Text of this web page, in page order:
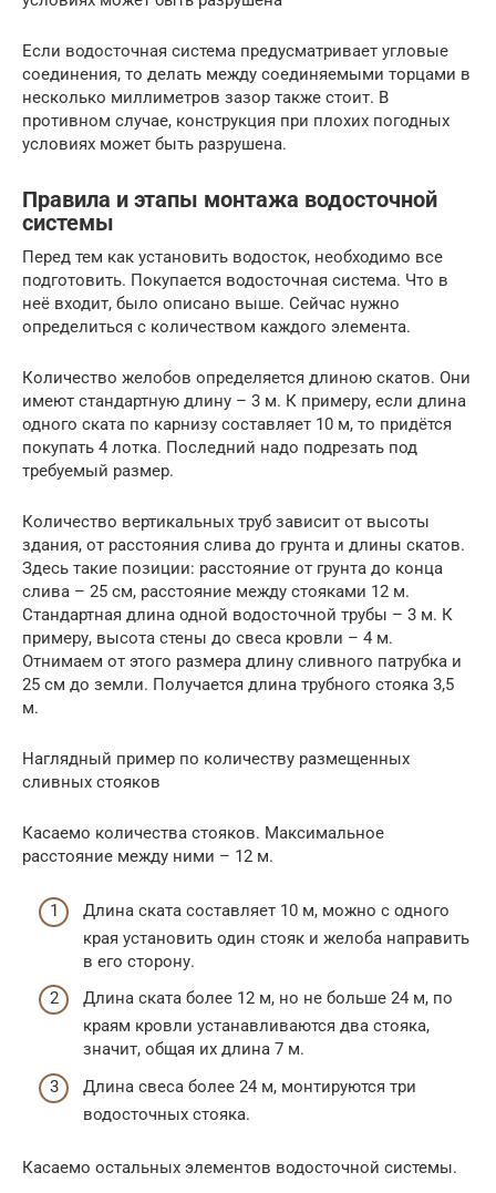
Если водосточная система предусматривает угловые
соединения, то делать между соединяемыми торцами в
несколько миллиметров зазор также стоит. В
противном случае, конструкция при плохих погодных
условиях может быть разрушена.
Правила и этапы монтажа водосточной
системы
Перед тем как установить водосток, необходимо все
подготовить. Покупается водосточная система. Что в
неё входит, было описано выше. Сейчас нужно
определиться с количеством каждого элемента.
Количество желобов определяется длиною скатов. Они
имеют стандартную длину – 3 м. К примеру, если длина
одного ската по карнизу составляет 10 м, то придётся
покупать 4 лотка. Последний надо подрезать под
требуемый размер.
Количество вертикальных труб зависит от высоты
здания, от расстояния слива до грунта и длины скатов.
Здесь такие позиции: расстояние от грунта до конца
слива – 25 см, расстояние между стояками 12 м.
Стандартная длина одной водосточной трубы – 3 м. К
примеру, высота стены до свеса кровли – 4 м.
Отнимаем от этого размера длину сливного патрубка и
25 см до земли. Получается длина трубного стояка 3,5
м.
Наглядный пример по количеству размещенных
сливных стояков
Касаемо количества стояков. Максимальное
расстояние между ними – 12 м.
Длина ската составляет 10 м, можно с одного
края установить один стояк и желоба направить
в его сторону.
Длина ската более 12 м, но не больше 24 м, по
краям кровли устанавливаются два стояка,
значит, общая их длина 7 м.
Длина свеса более 24 м, монтируются три
водосточных стояка.
Касаемо остальных элементов водосточной системы.